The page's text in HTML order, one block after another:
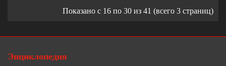
Показано с 16 по 30 из 41 (всего 3 страниц)
Энциклопедия